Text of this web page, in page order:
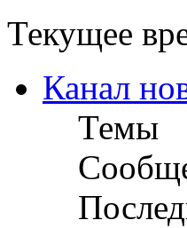
Текущее
Канал
Темы